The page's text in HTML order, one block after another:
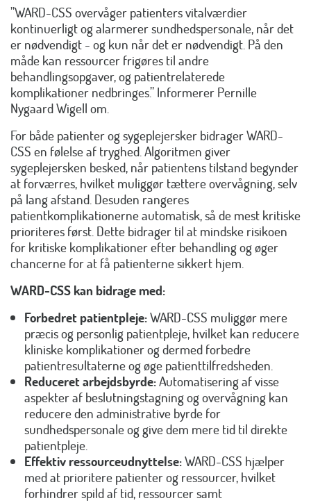
”WARD-CSS overvåger patienters vitalværdier
kontinuerligt og alarmerer sundhedspersonale, når det
er nødvendigt - og kun når det er nødvendigt. På den
måde kan ressourcer frigøres til andre
behandlingsopgaver, og patientrelaterede
komplikationer nedbringes.” Informerer Pernille
Nygaard Wigell om.
For både patienter og sygeplejersker bidrager WARD-
CSS en følelse af tryghed. Algoritmen giver
sygeplejersken besked, når patientens tilstand begynder
at forværres, hvilket muliggør tættere overvågning, selv
på lang afstand. Desuden rangeres
patientkomplikationerne automatisk, så de mest kritiske
prioriteres først. Dette bidrager til at mindske risikoen
for kritiske komplikationer efter behandling og øger
chancerne for at få patienterne sikkert hjem.
WARD-CSS kan bidrage med:
Forbedret patientpleje:WARD-CSS muliggør mere
præcis og personlig patientpleje, hvilket kan reducere
kliniske komplikationer og dermed forbedre
patientresultaterne og øge patienttilfredsheden.
Reduceret arbejdsbyrde:Automatisering af visse
aspekter af beslutningstagning og overvågning kan
reducere den administrative byrde for
sundhedspersonale og give dem mere tid til direkte
patientpleje.
Effektiv ressourceudnyttelse:WARD-CSS hjælper
med at prioritere patienter og ressourcer, hvilket
forhindrer spild af tid, ressourcer samt